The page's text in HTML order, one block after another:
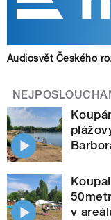
Audiosvět Českého
v